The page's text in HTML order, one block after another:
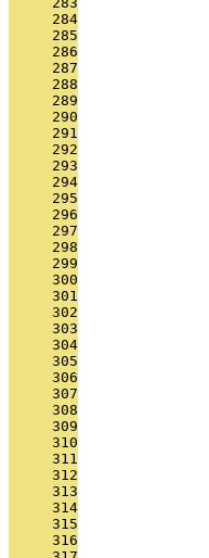
     284
     285
     286
     287
     288
     289
     290
     291
     292
     293
     294
     295
     296
     297
     298
     299
     300
     301
     302
     303
     304
     305
     306
     307
     308
     309
     310
     311
     312
     313
     314
     315
     316